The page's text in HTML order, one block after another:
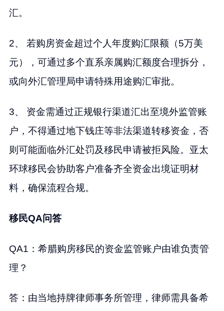
汇。
2、 若购房资金超过个人年度购汇限额（5万美
元），可通过多个直系亲属购汇额度合理拆分，
或向外汇管理局申请特殊用途购汇审批。
3、 资金需通过正规银行渠道汇出至境外监管账
户，不得通过地下钱庄等非法渠道转移资金，否
则可能面临外汇处罚及移民申请被拒风险。亚太
环球移民会协助客户准备齐全资金出境证明材
料，确保流程合规。
移民QA问答
QA1：希腊购房移民的资金监管账户由谁负责管
理？
答：由当地持牌律师事务所管理，律师需具备希